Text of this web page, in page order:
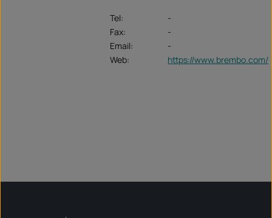
Tel:
-
Fax:
-
Email:
-
Web:
https://www.brembo.com/